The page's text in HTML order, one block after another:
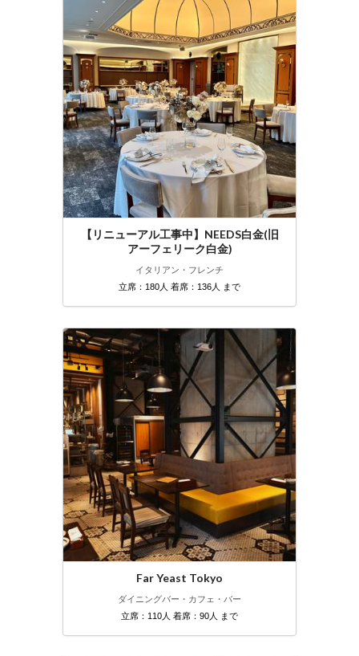
【リニューアル工事中】NEEDS白金(旧
アーフェリーク白金)
イタリアン・フレンチ
立席：180人 着席：136人 まで
Far Yeast Tokyo
ダイニングバー・カフェ・バー
立席：110人 着席：90人 まで